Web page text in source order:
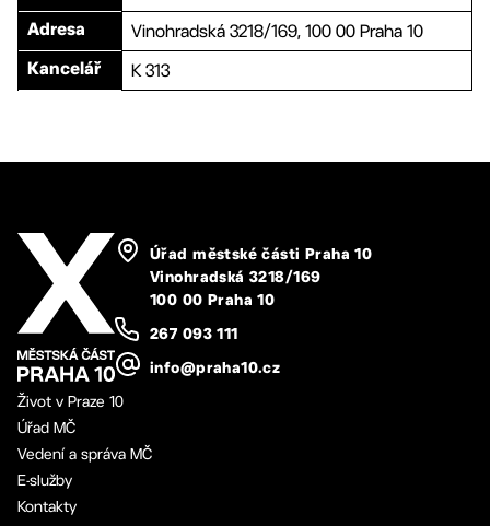
Adresa Vinohradská 3218/169, 100 00 Praha 10
Kancelář K 313
Úřad městské části Praha 10
Vinohradská 3218/169
100 00 Praha 10
267 093 111
info@praha10.cz
Život v Praze 10
Úřad MČ
Vedení a správa MČ
E-služby
Kontakty